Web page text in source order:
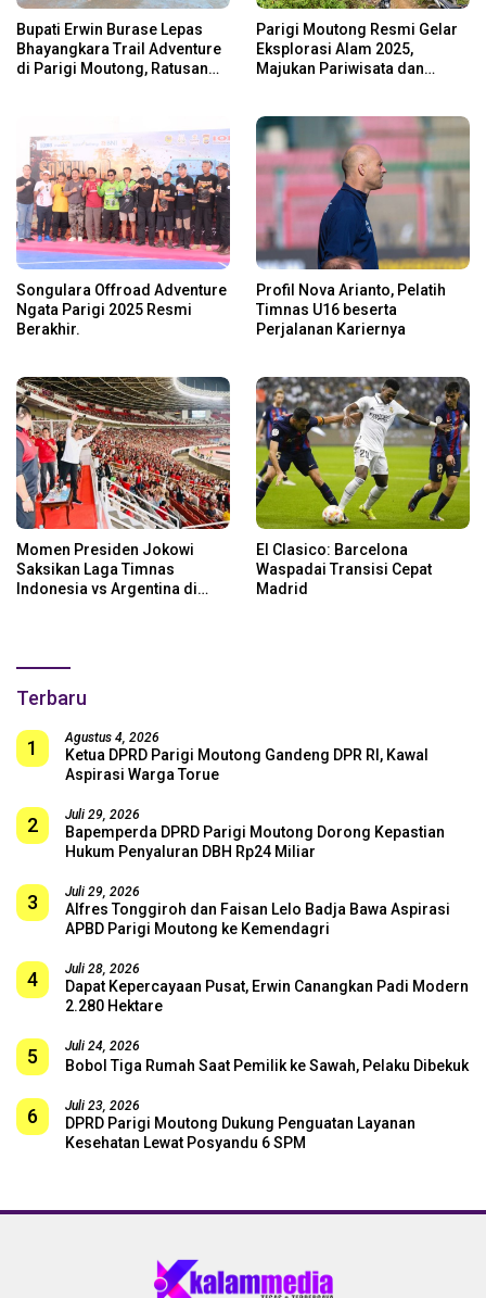
Bupati Erwin Burase Lepas
Bhayangkara Trail Adventure
di Parigi Moutong, Ratusan
Parigi Moutong Resmi Gelar
Eksplorasi Alam 2025,
Majukan Pariwisata dan
Songulara Offroad Adventure
Ngata Parigi 2025 Resmi
Berakhir.
Profil Nova Arianto, Pelatih
Timnas U16 beserta
Perjalanan Kariernya
Momen Presiden Jokowi
Saksikan Laga Timnas
Indonesia vs Argentina di
El Clasico: Barcelona
Waspadai Transisi Cepat
Madrid
Terbaru
1 Agustus 4, 2026
Ketua DPRD Parigi Moutong Gandeng DPR RI, Kawal
Aspirasi Warga Torue
2 Juli 29, 2026
Bapemperda DPRD Parigi Moutong Dorong Kepastian
Hukum Penyaluran DBH Rp24 Miliar
3 Juli 29, 2026
Alfres Tonggiroh dan Faisan Lelo Badja Bawa Aspirasi
APBD Parigi Moutong ke Kemendagri
4 Juli 28, 2026
Dapat Kepercayaan Pusat, Erwin Canangkan Padi Modern
2.280 Hektare
5 Juli 24, 2026
Bobol Tiga Rumah Saat Pemilik ke Sawah, Pelaku Dibekuk
6 Juli 23, 2026
DPRD Parigi Moutong Dukung Penguatan Layanan
Kesehatan Lewat Posyandu 6 SPM